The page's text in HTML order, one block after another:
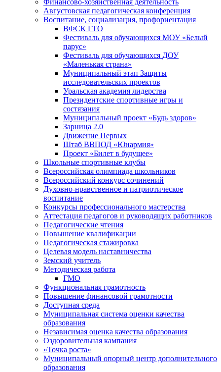
Финансово-хозяйственная деятельность
Августовская педагогическая конференция
Воспитание, социализация, профориентация
ВФСК ГТО
Фестиваль для обучающихся МОУ «Белый
парус»
Фестиваль для обучающихся ДОУ
«Маленькая страна»
Муниципальный этап Защиты
исследовательских проектов
Уральская академия лидерства
Президентские спортивные игры и
состязания
Муниципальный проект «Будь здоров»
Зарница 2.0
Движение Первых
Штаб ВВПОД «Юнармия»
Проект «Билет в будущее»
Школьные спортивные клубы
Всероссийская олимпиада школьников
Всероссийский конкурс сочинений
Духовно-нравственное и патриотическое
воспитание
Конкурсы профессионального мастерства
Аттестация педагогов и руководящих работников
Педагогические чтения
Повышение квалификации
Педагогическая стажировка
Целевая модель наставничества
Земский учитель
Методическая работа
ГМО
Функциональная грамотность
Повышение финансовой грамотности
Доступная среда
Муниципальная система оценки качества
образования
Независимая оценка качества образования
Оздоровительная кампания
«Точка роста»
Муниципальный опорный центр дополнительного
образования